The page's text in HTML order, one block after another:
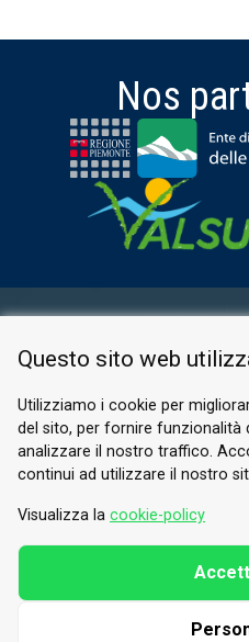
Nos
© 2026
Tesori di Arte
Tel.
E-mail.
Questo sito web
Utilizziamo i cookie per
del sito, per fornire funzionalità
analizzare il nostro traffico.
continui ad utilizzare il nostro
Visualizza la cookie-policy